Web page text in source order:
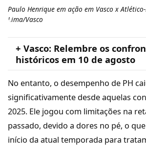
Paulo Henrique em ação em Vasco x
Lima/Vasco
+ Vasco: Relembre os
históricos em 10 de agosto
No entanto, o desempenho de PH
significativamente desde aquelas
2025. Ele jogou com limitações na
passado, devido a dores no pé, o
início da atual temporada para